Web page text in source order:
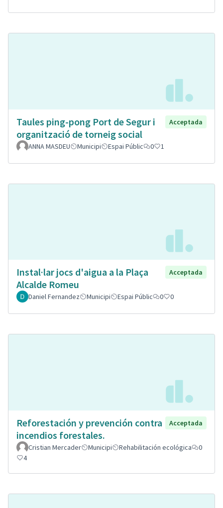
Taules ping-pong Port de Segur i
organització de torneig social
Acceptada
ANNA MASDEU Municipi Espai Públic 0 1
Instal·lar jocs d'aigua a la Plaça
Alcalde Romeu
Acceptada
Daniel Fernandez Municipi Espai Públic 0 0
Reforestación y prevención contra
incendios forestales.
Acceptada
Cristian Mercader Municipi Rehabilitación ecológica
0
4